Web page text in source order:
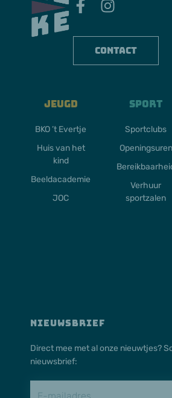
NIEUWSBRIEF
Direct mee met al onze nieuwtjes?
nieuwsbrief:
Contact
Jeugd
BKO ’t Evertje
Huis van het
kind
Beeldacademie
JOC
Sport
Sportclubs
Openingsuren
Verhuur
sportzalen